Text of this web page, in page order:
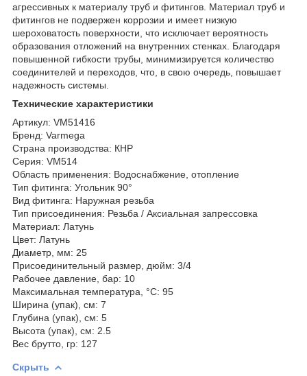
агрессивных к материалу труб и фитингов. Материал труб и
фитингов не подвержен коррозии и имеет низкую
шероховатость поверхности, что исключает вероятность
образования отложений на внутренних стенках. Благодаря
повышенной гибкости трубы, минимизируется количество
соединителей и переходов, что, в свою очередь, повышает
надежность системы.
Технические характеристики
Артикул: VM51416
Бренд: Varmega
Страна производства: КНР
Серия: VM514
Область применения: Водоснабжение, отопление
Тип фитинга: Угольник 90°
Вид фитинга: Наружная резьба
Тип присоединения: Резьба / Аксиальная запрессовка
Материал: Латунь
Цвет: Латунь
Диаметр, мм: 25
Присоединительный размер, дюйм: 3/4
Рабочее давление, бар: 10
Максимальная температура, °С: 95
Ширина (упак), см: 7
Глубина (упак), см: 5
Высота (упак), см: 2.5
Вес брутто, гр: 127
Скрыть